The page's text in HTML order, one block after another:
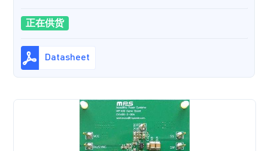
正在供货
Datasheet